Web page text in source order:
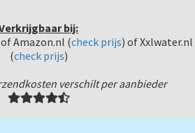
bij:
of Amazon.nl (check prijs) of Xxlwater.nl
(check prijs)
verschilt per aanbieder